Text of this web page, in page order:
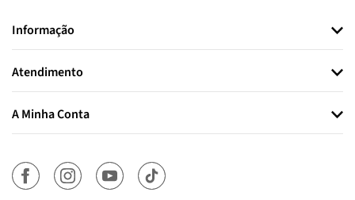
Informação
Atendimento
A Minha Conta